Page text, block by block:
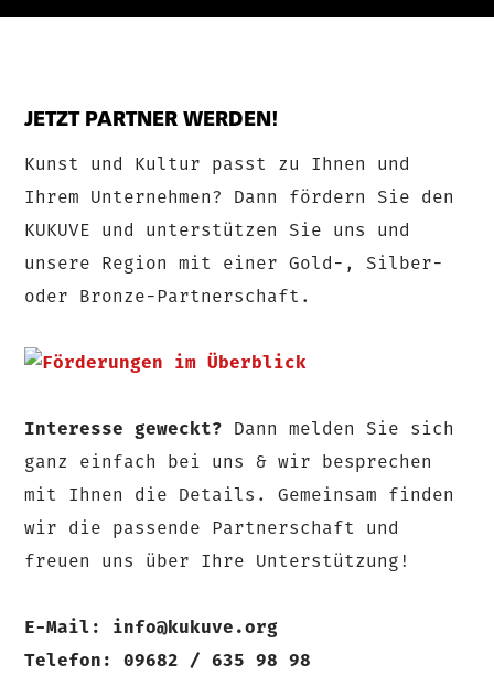
JETZT PARTNER WERDEN!
Kunst und Kultur passt zu Ihnen und
Ihrem Unternehmen? Dann fördern Sie den
KUKUVE und unterstützen Sie uns und
unsere Region mit einer Gold-, Silber-
oder Bronze-Partnerschaft.
Interesse geweckt? Dann melden Sie sich
ganz einfach bei uns & wir besprechen
mit Ihnen die Details. Gemeinsam finden
wir die passende Partnerschaft und
freuen uns über Ihre Unterstützung!
E-Mail: info@kukuve.org
Telefon: 09682 / 635 98 98